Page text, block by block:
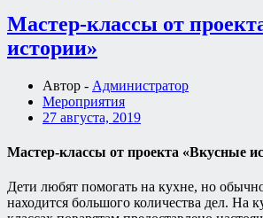
Мастер-классы от
истории»
Автор - Администратор
Мероприятия
27 августа, 2019
Мастер-классы от проекта «Вкусные
Дети любят помогать на кухне, но
находится большого количества дел. На